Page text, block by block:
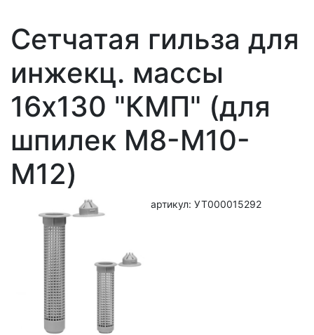
Сетчатая гильза для
инжекц. массы
16х130 "КМП" (для
шпилек M8-M10-
M12)
артикул: УТ000015292